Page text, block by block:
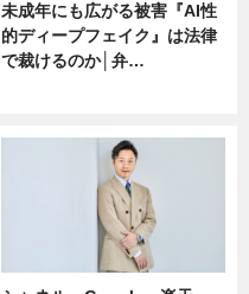
未成年にも広がる被害『AI性
的ディープフェイク』は法律
で裁けるのか│弁…